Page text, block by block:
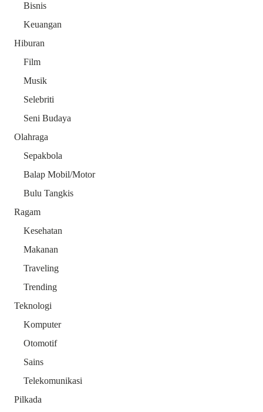
Bisnis
Keuangan
Hiburan
Film
Musik
Selebriti
Seni Budaya
Olahraga
Sepakbola
Balap Mobil/Motor
Bulu Tangkis
Ragam
Kesehatan
Makanan
Traveling
Trending
Teknologi
Komputer
Otomotif
Sains
Telekomunikasi
Pilkada